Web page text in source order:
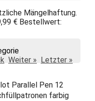
Mängelhaftung.
€ Bestellwert:
Weiter » Letzter »
Parallel Pen 12
farbig